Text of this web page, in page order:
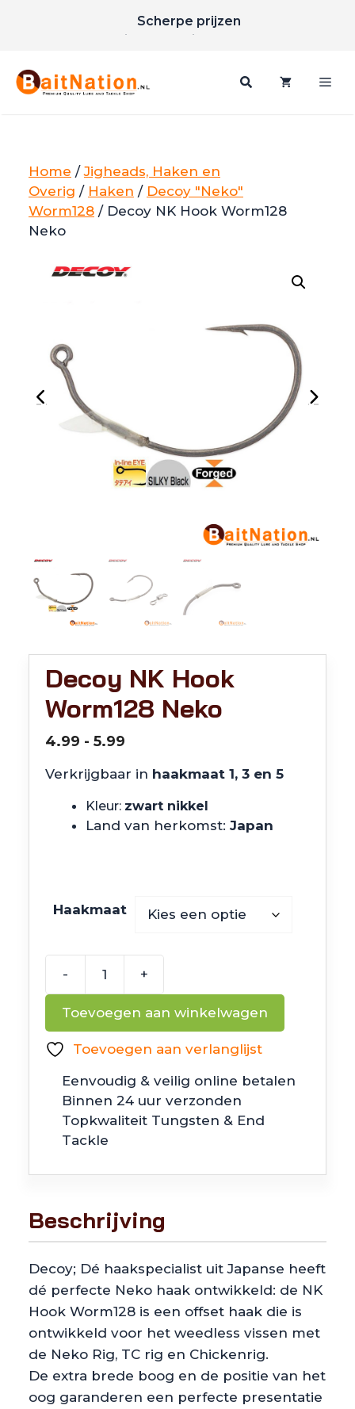
inhoud
Gratis verzending vanaf €85
Home /Jigheads, Haken en
Overig / Haken / Decoy "Neko"
Worm128 / Decoy NK Hook Worm128
Neko
Decoy NK Hook
Worm128 Neko
4.99 - 5.99
tot
€5.99
Verkrijgbaar in haakmaat 1, 3 en 5
Kleur: zwart nikkel
Land van herkomst: Japan
Haakmaat
-
Hook
Worm128
aantal
+
Toevoegen aan winkelwagen
Toevoegen aan verlanglijst
Eenvoudig & veilig online betalen
Binnen 24 uur verzonden
Topkwaliteit Tungsten & End
Tackle
Beschrijving
Decoy; Dé haakspecialist uit Japanse heeft
dé perfecte Neko haak ontwikkeld: de NK
Hook Worm128 is een offset haak die is
ontwikkeld voor het weedless vissen met
de Neko Rig, TC rig en Chickenrig.
De extra brede boog en de positie van het
oog garanderen een perfecte presentatie